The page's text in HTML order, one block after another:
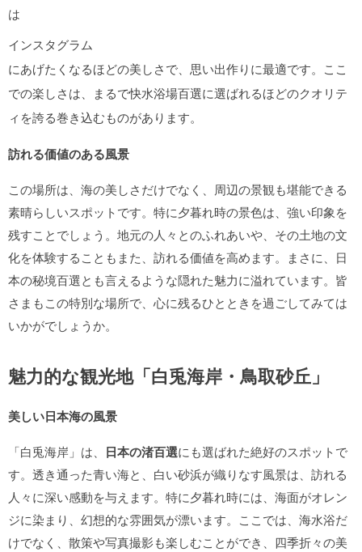
は
インスタグラム
にあげたくなるほどの美しさで、思い出作りに最適です。ここ
での楽しさは、まるで快水浴場百選に選ばれるほどのクオリテ
ィを誇る巻き込むものがあります。
訪れる価値のある風景
この場所は、海の美しさだけでなく、周辺の景観も堪能できる
素晴らしいスポットです。特に夕暮れ時の景色は、強い印象を
残すことでしょう。地元の人々とのふれあいや、その土地の文
化を体験することもまた、訪れる価値を高めます。まさに、日
本の秘境百選とも言えるような隠れた魅力に溢れています。皆
さまもこの特別な場所で、心に残るひとときを過ごしてみては
いかがでしょうか。
魅力的な観光地「白兎海岸・鳥取砂丘」
美しい日本海の風景
「白兎海岸」は、 日本の渚百選にも選ばれた絶好のスポットで
す。透き通った青い海と、白い砂浜が織りなす風景は、訪れる
人々に深い感動を与えます。特に夕暮れ時には、海面がオレン
ジに染まり、幻想的な雰囲気が漂います。ここでは、海水浴だ
けでなく、散策や写真撮影も楽しむことができ、四季折々の美